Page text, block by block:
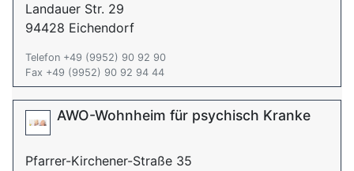
Landauer Str. 29
94428 Eichendorf
Telefon +49 (9952) 90 92 90
Fax +49 (9952) 90 92 94 44
AWO-Wohnheim für psychisch Kranke
Pfarrer-Kirchener-Straße 35